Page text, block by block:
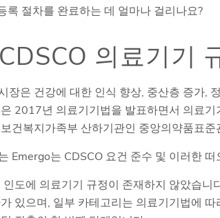
록 절차를 완료하는 데 얼마나 걸리나요?
의료기기
장은 건강에 대한 인식 향상, 중산층 증가,
2017년 의료기기법을 발표하면서 의료
건복지가족부 산하기관인 중앙의약품표
Emergo는 CDSCO 요건 준수 및 이러한
도에 의료기기 규정이 존재하지 않았습니
있으며, 일부 카테고리는 의료기기법에 따